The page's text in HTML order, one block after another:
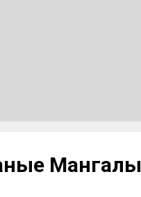
Мангалы